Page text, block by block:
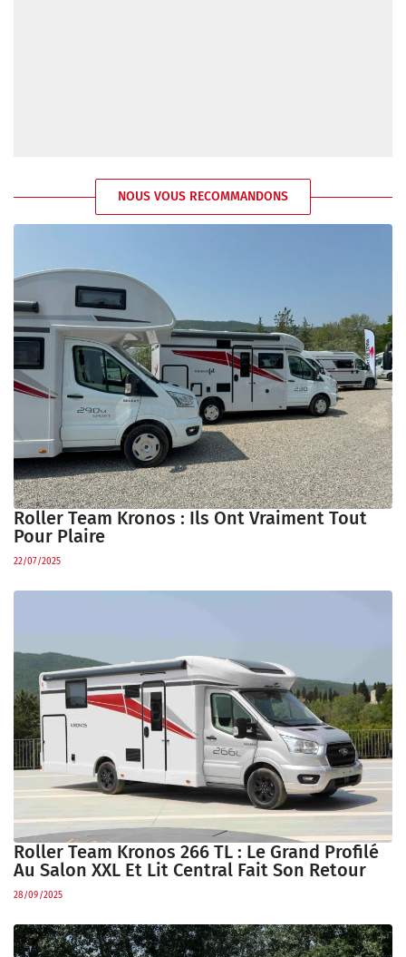
NOUS VOUS RECOMMANDONS
Roller Team Kronos : Ils Ont Vraiment Tout
Pour Plaire
22/07/2025
Roller Team Kronos 266 TL : Le Grand Profilé
Au Salon XXL Et Lit Central Fait Son Retour
28/09/2025